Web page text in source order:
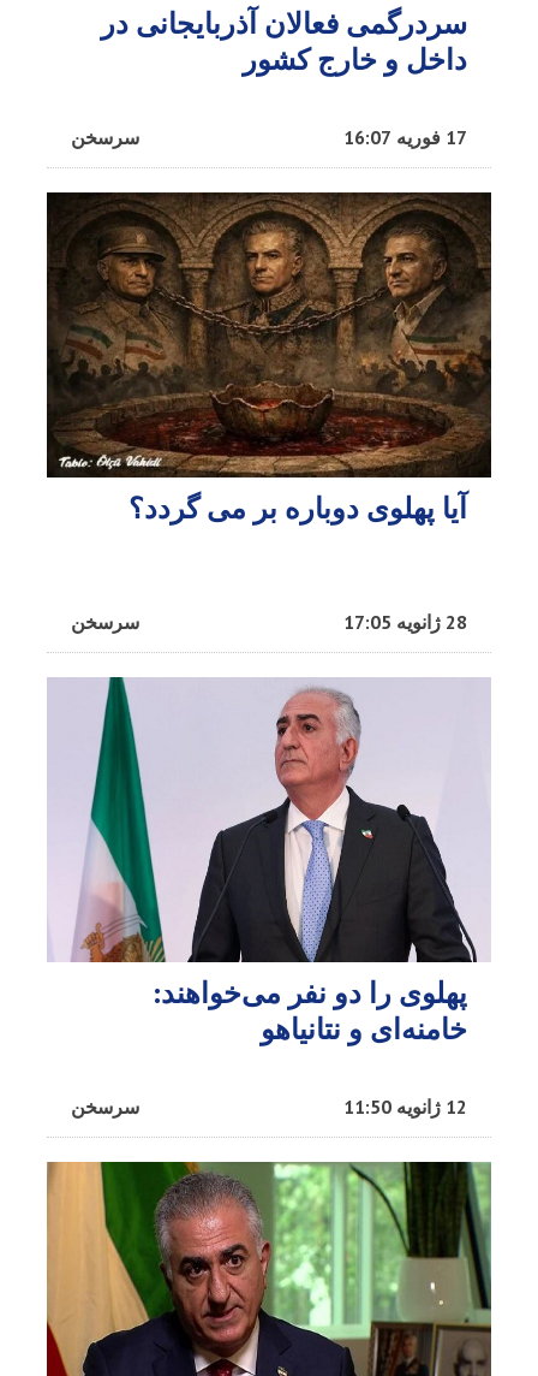
سردرگمی فعالان آذربایجانی در
داخل و خارج کشور
سرسخن 17 فوریه 16:07
آیا پهلوی دوباره بر می گردد؟
سرسخن 28 ژانویه 17:05
پهلوی را دو نفر می‌خواهند:
خامنه‌ای و نتانیاهو
سرسخن 12 ژانویه 11:50